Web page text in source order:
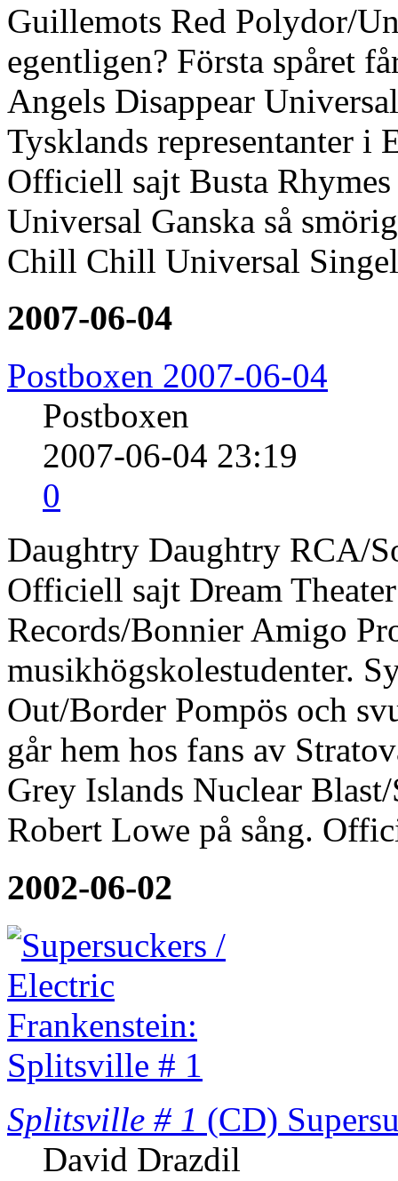
Guillemots Red Polydor/
egentligen? Första spåret
Angels Disappear
Tysklands representanter i
Officiell sajt Busta
Universal Ganska så
Chill Chill Universal
2007-06-04
Postboxen 2007-06-04
Postboxen
2007-06-04 23:19
0
Daughtry Daughtry RCA/
Officiell sajt Dream
Records/Bonnier Amigo
musikhögskolestudenter.
Out/Border Pompös och
går hem hos fans av
Grey Islands Nuclear
Robert Lowe på sång.
2002-06-02
Splitsville # 1 (CD)
David Drazdil